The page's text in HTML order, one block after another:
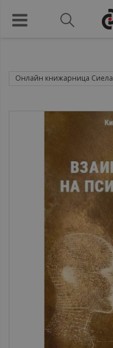
Онлайн книжарница Сиела